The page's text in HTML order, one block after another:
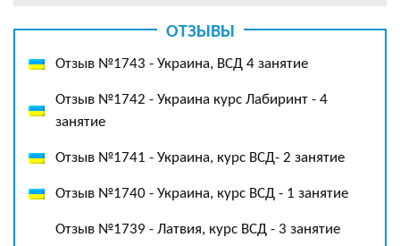
ОТЗЫВЫ
Отзыв №1743 - Украина, ВСД 4 занятие
Отзыв №1742 - Украина курс Лабиринт - 4
занятие
Отзыв №1741 - Украина, курс ВСД- 2 занятие
Отзыв №1740 - Украина, курс ВСД - 1 занятие
Отзыв №1739 - Латвия, курс ВСД - 3 занятие